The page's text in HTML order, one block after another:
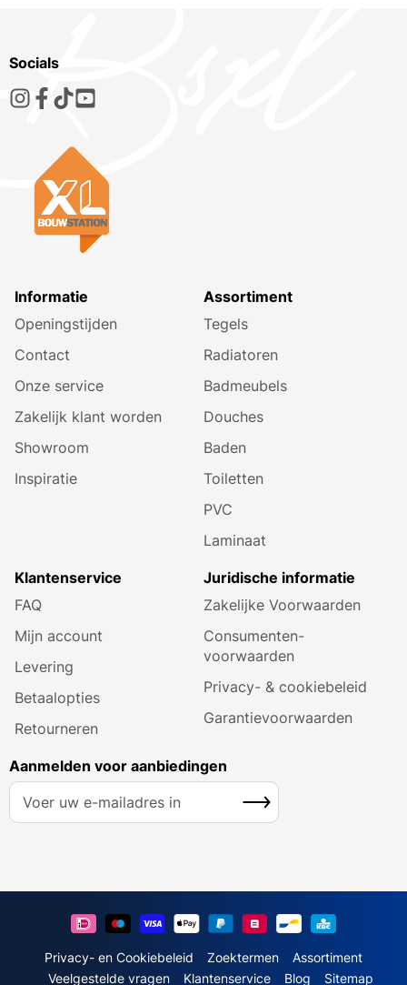
Socials
Informatie
Openingstijden
Contact
Onze service
Zakelijk klant worden
Showroom
Inspiratie
Assortiment
Tegels
Radiatoren
Badmeubels
Douches
Baden
Toiletten
PVC
Laminaat
Klantenservice
FAQ
Mijn account
Levering
Betaalopties
Retourneren
Juridische informatie
Zakelijke Voorwaarden
Consumenten­
voorwaarden
Privacy- & cookiebeleid
Garantie­voorwaarden
Aanmelden voor aanbiedingen
A
e
Inschrijven
Privacy- en Cookiebeleid Zoektermen
Assortiment
Veelgestelde vragen
Klantenservice Blog Sitemap